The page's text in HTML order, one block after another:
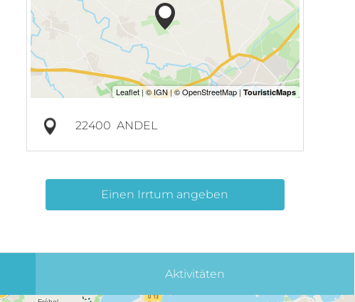
22400 ANDEL
Einen Irrtum angeben
Aktivitäten